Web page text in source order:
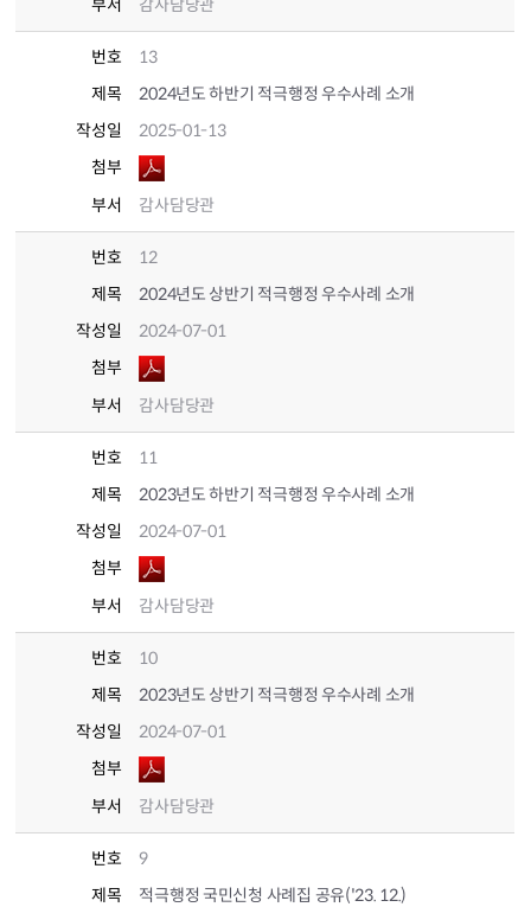
부서
감사담당관
번호
13
제목
2024년도 하반기 적극행정 우수사례 소개
작성일
2025-01-13
첨부
부서
감사담당관
번호
12
제목
2024년도 상반기 적극행정 우수사례 소개
작성일
2024-07-01
첨부
부서
감사담당관
번호
11
제목
2023년도 하반기 적극행정 우수사례 소개
작성일
2024-07-01
첨부
부서
감사담당관
번호
10
제목
2023년도 상반기 적극행정 우수사례 소개
작성일
2024-07-01
첨부
부서
감사담당관
번호
9
제목
적극행정 국민신청 사례집 공유('23. 12.)